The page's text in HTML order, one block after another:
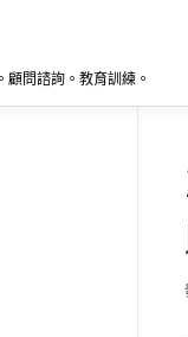
顧問諮詢。教育訓練。